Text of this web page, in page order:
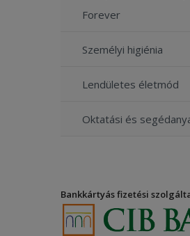
Forever
Személyi higiénia
Lendületes életmód
Oktatási és
Bankkártyás fizetési